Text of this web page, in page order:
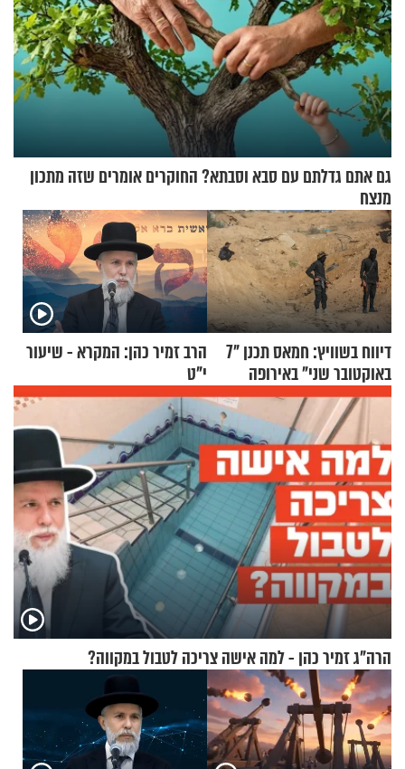
גם אתם גדלתם עם סבא וסבתא? החוקרים אומרים שזה מתכון
מנצח
דיווח בשוויץ: חמאס תכנן "7
באוקטובר שני" באירופה
הרב זמיר כהן: המקרא - שיעור
י"ט
הרה"ג זמיר כהן - למה אישה צריכה לטבול במקווה?